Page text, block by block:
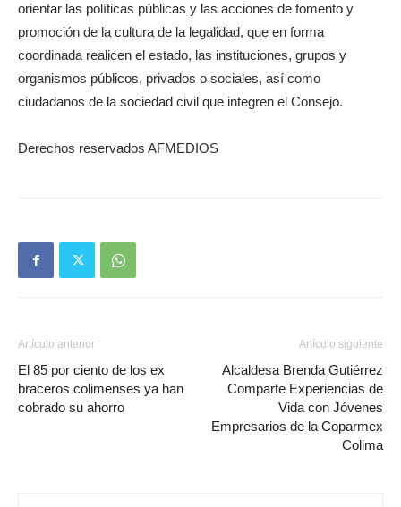
orientar las políticas públicas y las acciones de fomento y
promoción de la cultura de la legalidad, que en forma
coordinada realicen el estado, las instituciones, grupos y
organismos públicos, privados o sociales, así como
ciudadanos de la sociedad civil que integren el Consejo.
Derechos reservados AFMEDIOS
Artículo anterior
El 85 por ciento de los ex
braceros colimenses ya han
cobrado su ahorro
Artículo siguiente
Alcaldesa Brenda Gutiérrez
Comparte Experiencias de
Vida con Jóvenes
Empresarios de la Coparmex
Colima